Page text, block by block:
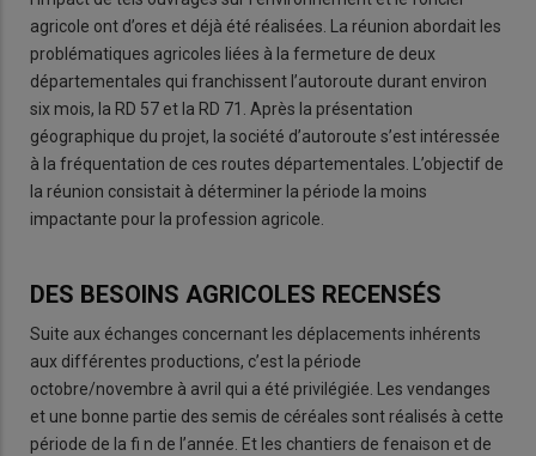
agricole ont d’ores et déjà été réalisées. La réunion abordait les
problématiques agricoles liées à la fermeture de deux
départementales qui franchissent l’autoroute durant environ
six mois, la RD 57 et la RD 71. Après la présentation
géographique du projet, la société d’autoroute s’est intéressée
à la fréquentation de ces routes départementales. L’objectif de
la réunion consistait à déterminer la période la moins
impactante pour la profession agricole.
DES BESOINS AGRICOLES RECENSÉS
Suite aux échanges concernant les déplacements inhérents
aux différentes productions, c’est la période
octobre/novembre à avril qui a été privilégiée. Les vendanges
et une bonne partie des semis de céréales sont réalisés à cette
période de la fi n de l’année. Et les chantiers de fenaison et de